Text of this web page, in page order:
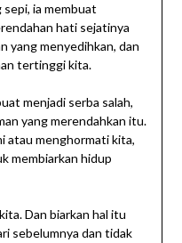
ia membuat
hati sejatinya
yang menyedihkan, dan
tertinggi kita.
menjadi serba salah,
yang merendahkan itu.
atau menghormati kita,
membiarkan hidup
Dan biarkan hal itu
sebelumnya dan tidak